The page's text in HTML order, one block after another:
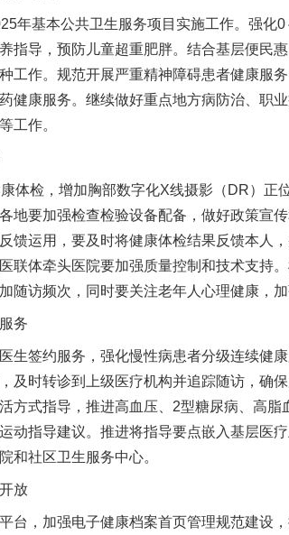
基本公共卫生服务项目实施工作。强化0
指导，预防儿童超重肥胖。结合基层便民
工作。规范开展严重精神障碍患者健康服
健康服务。继续做好重点地方病防治、职
工作。
检，增加胸部数字化X线摄影（DR）正
地要加强检查检验设备配备，做好政策宣
馈运用，要及时将健康体检结果反馈本人
联体牵头医院要加强质量控制和技术支持
随访频次，同时要关注老年人心理健康，加
务
签约服务，强化慢性病患者分级连续健
及时转诊到上级医疗机构并追踪随访，确
方式指导，推进高血压、2型糖尿病、高
动指导建议。推进将指导要点嵌入基层医
和社区卫生服务中心。
放
，加强电子健康档案首页管理规范建设